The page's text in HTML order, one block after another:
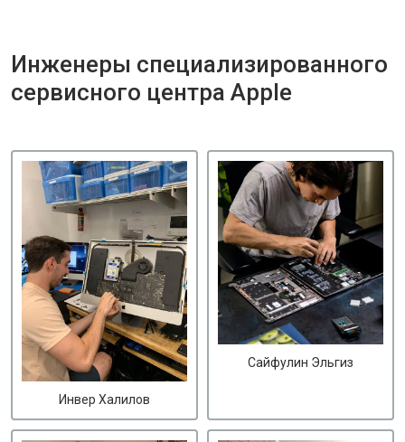
Инженеры специализированного
сервисного центра Apple
Инвер Халилов
Сайфулин Эльгиз